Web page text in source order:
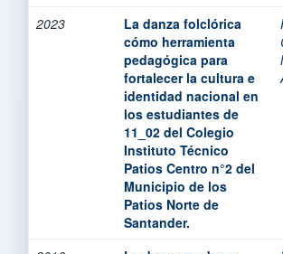
2023
La danza folclórica
cómo herramienta
pedagógica para
fortalecer la cultura e
identidad nacional en
los estudiantes de
11_02 del Colegio
Instituto Técnico
Patios Centro n°2 del
Municipio de los
Patios Norte de
Santander.